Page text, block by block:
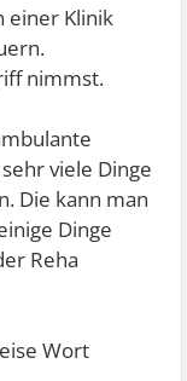
einer Klinik
nimmst.
viele Dinge
Die kann man
Dinge
Reha
Wort